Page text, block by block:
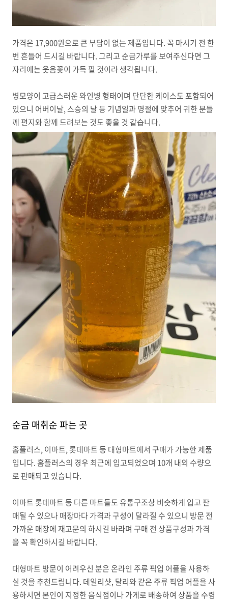
가격은 17,900원으로 큰 부담이 없는 제품입니다. 꼭 마시기 전 한
번 흔들어 드시길 바랍니다. 그리고 순금가루를 보여주신다면 그
자리에는 웃음꽃이 가득 필 것이라 생각됩니다.
병모양이 고급스러운 와인병 형태이며 단단한 케이스도 포함되어
있으니 어버이날, 스승의 날 등 기념일과 명절에 맞추어 귀한 분들
께 편지와 함께 드려보는 것도 좋을 것 같습니다.
순금 매취순 파는 곳
홈플러스, 이마트, 롯데마트 등 대형마트에서 구매가 가능한 제품
입니다. 홈플러스의 경우 최근에 입고되었으며 10개 내외 수량으
로 판매되고 있습니다.
이마트 롯데마트 등 다른 마트들도 유통구조상 비슷하게 입고 판
매될 수 있으나 매장마다 가격과 구성이 달라질 수 있으니 방문 전
가까운 매장에 재고문의 하시길 바라며 구매 전 상품구성과 가격
을 꼭 확인하시길 바랍니다.
대형마트 방문이 어려우신 분은 온라인 주류 픽업 어플을 사용하
실 것을 추천드립니다. 데일리샷, 달리와 같은 주류 픽업 어플을 사
용하시면 본인이 지정한 음식점이나 가게로 배송하여 상품을 수령